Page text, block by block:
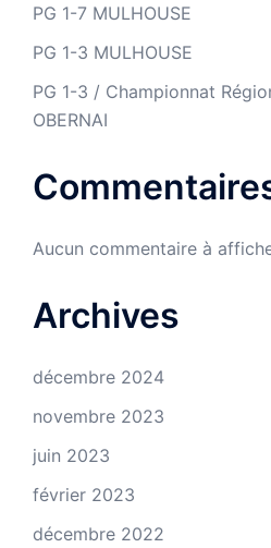
PG 1-7 MULHOUSE
PG 1-3 MULHOUSE
PG 1-3 / Championnat
OBERNAI
Aucun commentaire à
Archives
décembre 2024
novembre 2023
juin 2023
février 2023
décembre 2022